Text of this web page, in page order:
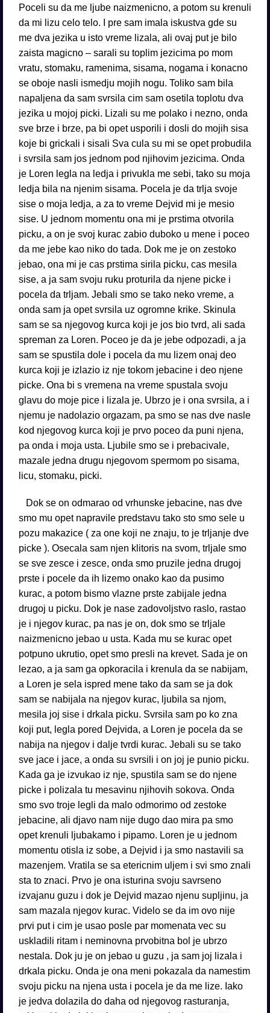
Poceli su da me ljube naizmenicno, a potom su krenuli
da mi lizu celo telo. I pre sam imala iskustva gde su
me dva jezika u isto vreme lizala, ali ovaj put je bilo
zaista magicno – sarali su toplim jezicima po mom
vratu, stomaku, ramenima, sisama, nogama i konacno
se oboje nasli ismedju mojih nogu. Toliko sam bila
napaljena da sam svrsila cim sam osetila toplotu dva
jezika u mojoj picki. Lizali su me polako i nezno, onda
sve brze i brze, pa bi opet usporili i dosli do mojih sisa
koje bi grickali i sisali Sva cula su mi se opet probudila
i svrsila sam jos jednom pod njihovim jezicima. Onda
je Loren legla na ledja i privukla me sebi, tako su moja
ledja bila na njenim sisama. Pocela je da trlja svoje
sise o moja ledja, a za to vreme Dejvid mi je mesio
sise. U jednom momentu ona mi je prstima otvorila
picku, a on je svoj kurac zabio duboko u mene i poceo
da me jebe kao niko do tada. Dok me je on zestoko
jebao, ona mi je cas prstima sirila picku, cas mesila
sise, a ja sam svoju ruku proturila da njene picke i
pocela da trljam. Jebali smo se tako neko vreme, a
onda sam ja opet svrsila uz ogromne krike. Skinula
sam se sa njegovog kurca koji je jos bio tvrd, ali sada
spreman za Loren. Poceo je da je jebe odpozadi, a ja
sam se spustila dole i pocela da mu lizem onaj deo
kurca koji je izlazio iz nje tokom jebacine i deo njene
picke. Ona bi s vremena na vreme spustala svoju
glavu do moje pice i lizala je. Ubrzo je i ona svrsila, a i
njemu je nadolazio orgazam, pa smo se nas dve nasle
kod njegovog kurca koji je prvo poceo da puni njena,
pa onda i moja usta. Ljubile smo se i prebacivale,
mazale jedna drugu njegovom spermom po sisama,
licu, stomaku, picki.
Dok se on odmarao od vrhunske jebacine, nas dve
smo mu opet napravile predstavu tako sto smo sele u
pozu makazice ( za one koji ne znaju, to je trljanje dve
picke ). Osecala sam njen klitoris na svom, trljale smo
se sve zesce i zesce, onda smo pruzile jedna drugoj
prste i pocele da ih lizemo onako kao da pusimo
kurac, a potom bismo vlazne prste zabijale jedna
drugoj u picku. Dok je nase zadovoljstvo raslo, rastao
je i njegov kurac, pa nas je on, dok smo se trljale
naizmenicno jebao u usta. Kada mu se kurac opet
potpuno ukrutio, opet smo presli na krevet. Sada je on
lezao, a ja sam ga opkoracila i krenula da se nabijam,
a Loren je sela ispred mene tako da sam se ja dok
sam se nabijala na njegov kurac, ljubila sa njom,
mesila joj sise i drkala picku. Svrsila sam po ko zna
koji put, legla pored Dejvida, a Loren je pocela da se
nabija na njegov i dalje tvrdi kurac. Jebali su se tako
sve jace i jace, a onda su svrsili i on joj je punio picku.
Kada ga je izvukao iz nje, spustila sam se do njene
picke i polizala tu mesavinu njihovih sokova. Onda
smo svo troje legli da malo odmorimo od zestoke
jebacine, ali djavo nam nije dugo dao mira pa smo
opet krenuli ljubakamo i pipamo. Loren je u jednom
momentu otisla iz sobe, a Dejvid i ja smo nastavili sa
mazenjem. Vratila se sa etericnim uljem i svi smo znali
sta to znaci. Prvo je ona isturina svoju savrseno
izvajanu guzu i dok je Dejvid mazao njenu supljinu, ja
sam mazala njegov kurac. Videlo se da im ovo nije
prvi put i cim je usao posle par momenata vec su
uskladili ritam i neminovna prvobitna bol je ubrzo
nestala. Dok ju je on jebao u guzu , ja sam joj lizala i
drkala picku. Onda je ona meni pokazala da namestim
svoju picku na njena usta i pocela je da me lize. Iako
je jedva dolazila do daha od njegovog rasturanja,